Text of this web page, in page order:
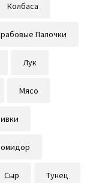
Колбаса
Палочки
Лук
Мясо
Сыр Тунец